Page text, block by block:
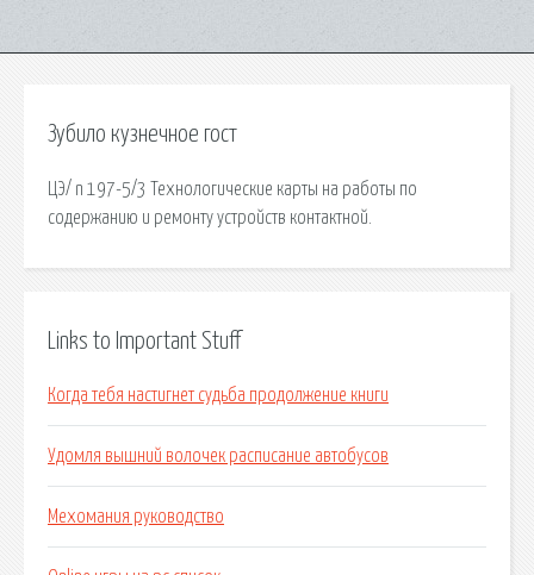
Зубило кузнечное гост
ЦЭ/ n 197-5/3 Технологические карты на работы по
содержанию и ремонту устройств контактной.
Links to Important Stuff
Когда тебя настигнет судьба продолжение книги
Удомля вышний волочек расписание автобусов
Мехомания руководство